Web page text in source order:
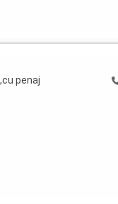
penaj